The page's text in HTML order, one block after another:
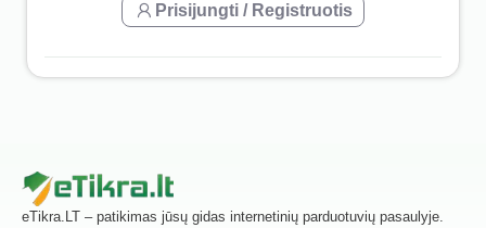
Prisijungti / Registruotis
eTikra.LT – patikimas jūsų gidas internetinių parduotuvių pasaulyje.